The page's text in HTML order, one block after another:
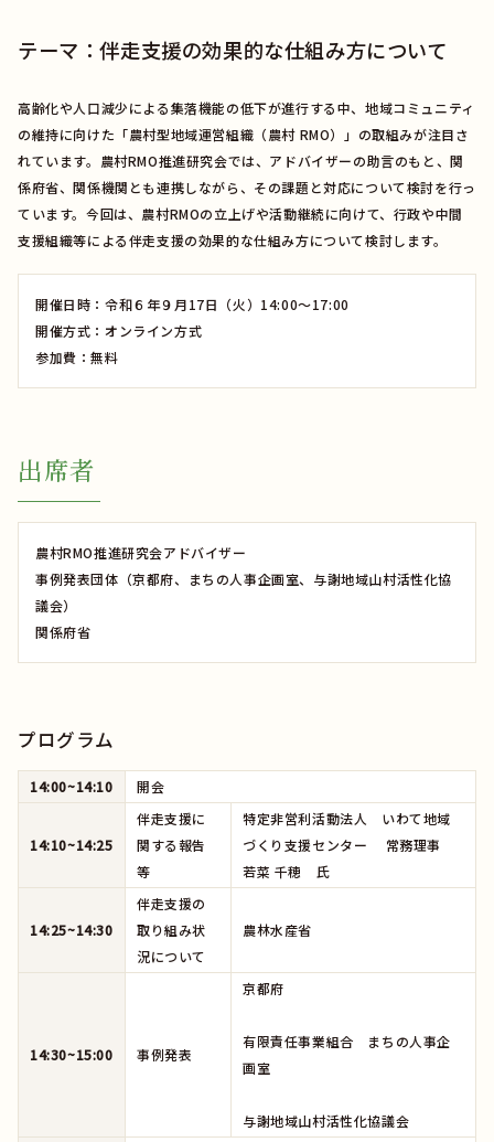
テーマ：伴走支援の効果的な仕組み方について
高齢化や人口減少による集落機能の低下が進行する中、地域コミュニティ
の維持に向けた「農村型地域運営組織（農村 RMO）」の取組みが注目さ
れています。農村RMO推進研究会では、アドバイザーの助言のもと、関
係府省、関係機関とも連携しながら、その課題と対応について検討を行っ
ています。今回は、農村RMOの立上げや活動継続に向けて、行政や中間
支援組織等による伴走支援の効果的な仕組み方について検討します。
開催日時：令和６年９⽉17⽇（⽕）14:00〜17:00
開催方式：オンライン⽅式
参加費：無料
出席者
農村RMO推進研究会アドバイザー
事例発表団体（京都府、まちの⼈事企画室、与謝地域⼭村活性化協
議会）
関係府省
プログラム
14:00~14:10 開会
14:10~14:25
伴走支援に
関する報告
等
特定非営利活動法人 いわて地域
づくり支援センター 常務理事
若菜 千穂 氏
14:25~14:30
伴走支援の
取り組み状
況について
農林水産省
14:30~15:00 事例発表
京都府
有限責任事業組合 まちの人事企
画室
与謝地域山村活性化協議会